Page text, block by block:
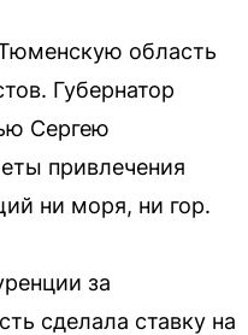
область
Губернатор
Сергею
привлечения
ни моря, ни гор.
за
сделала ставку на